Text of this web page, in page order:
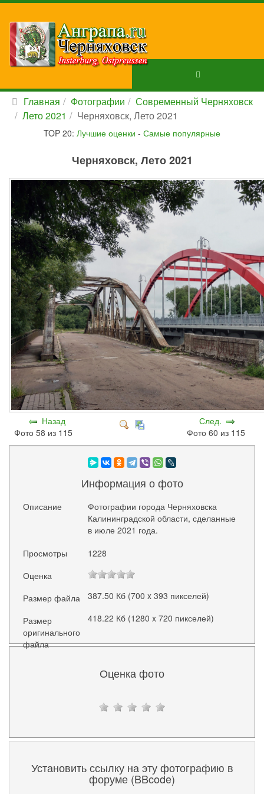
Главная Фотографии
Современный Черняховск
Лето 2021
Черняховск, Лето 2021
TOP 20: Лучшие оценки - Самые популярные
Черняховск, Лето 2021
Назад
Фото 58 из 115
След.
Фото 60 из 115
Информация о фото
Описание
Фотографии города Черняховска
Калининградской области, сделанные
в июле 2021 года.
Просмотры
1228
Оценка
Размер файла
387.50 Кб (700 x 393 пикселей)
Размер
оригинального
файла
418.22 Кб (1280 x 720 пикселей)
Оценка фото
Установить ссылку на эту фотографию в
форуме (BBcode)